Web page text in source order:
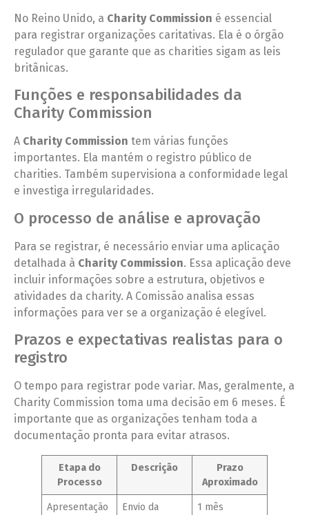
No Reino Unido, a Charity Commission é essencial
para registrar organizações caritativas. Ela é o órgão
regulador que garante que as charities sigam as leis
britânicas.
Funções e responsabilidades da
Charity Commission
A Charity Commission tem várias funções
importantes. Ela mantém o registro público de
charities. Também supervisiona a conformidade legal
e investiga irregularidades.
O processo de análise e aprovação
Para se registrar, é necessário enviar uma aplicação
detalhada à Charity Commission. Essa aplicação deve
incluir informações sobre a estrutura, objetivos e
atividades da charity. A Comissão analisa essas
informações para ver se a organização é elegível.
Prazos e expectativas realistas para o
registro
O tempo para registrar pode variar. Mas, geralmente, a
Charity Commission toma uma decisão em 6 meses. É
importante que as organizações tenham toda a
documentação pronta para evitar atrasos.
Etapa do
Processo
Descrição
Prazo
Aproximado
Apresentação
Envio da
1 mês